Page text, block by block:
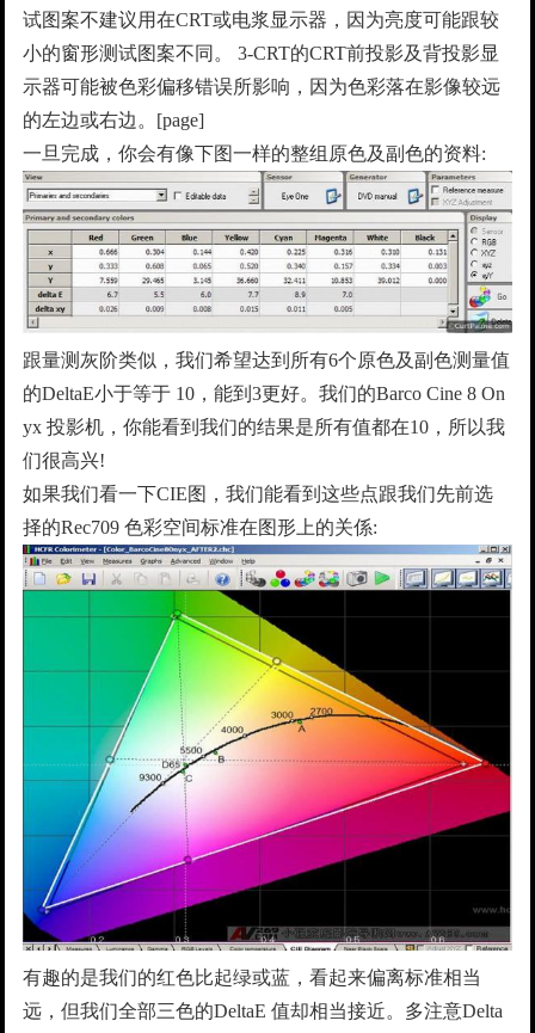
试图案不建议用在CRT或电浆显示器，因为亮度可能跟较
小的窗形测试图案不同。 3-CRT的CRT前投影及背投影显
示器可能被色彩偏移错误所影响，因为色彩落在影像较远
的左边或右边。[page]
一旦完成，你会有像下图一样的整组原色及副色的资料:
跟量测灰阶类似，我们希望达到所有6个原色及副色测量值
的DeltaE小于等于 10，能到3更好。我们的Barco Cine 8 On
yx 投影机，你能看到我们的结果是所有值都在10，所以我
们很高兴!
如果我们看一下CIE图，我们能看到这些点跟我们先前选
择的Rec709 色彩空间标准在图形上的关係:
有趣的是我们的红色比起绿或蓝，看起来偏离标准相当
远，但我们全部三色的DeltaE 值却相当接近。多注意Delta